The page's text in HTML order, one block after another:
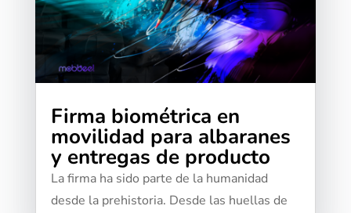
Firma biométrica en
movilidad para albaranes
y entregas de producto
La firma ha sido parte de la humanidad
desde la prehistoria. Desde las huellas de